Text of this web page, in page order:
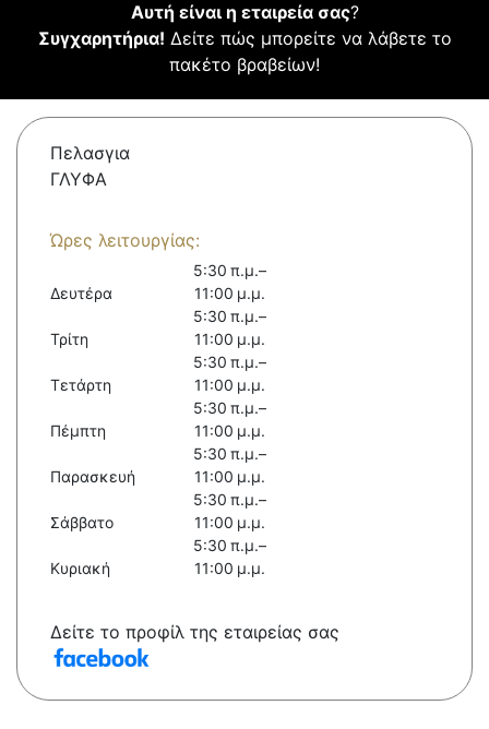
Αυτή είναι η εταιρεία σας?
Συγχαρητήρια! Δείτε πώς μπορείτε να λάβετε το
πακέτο βραβείων!
Πελασγια
ΓΛΥΦΑ
Ώρες λειτουργίας:
Δευτέρα
5:30 π.μ.–
11:00 μ.μ.
Τρίτη
5:30 π.μ.–
11:00 μ.μ.
Τετάρτη
5:30 π.μ.–
11:00 μ.μ.
Πέμπτη
5:30 π.μ.–
11:00 μ.μ.
Παρασκευή
5:30 π.μ.–
11:00 μ.μ.
Σάββατο
5:30 π.μ.–
11:00 μ.μ.
Κυριακή
5:30 π.μ.–
11:00 μ.μ.
Δείτε το προφίλ της εταιρείας σας